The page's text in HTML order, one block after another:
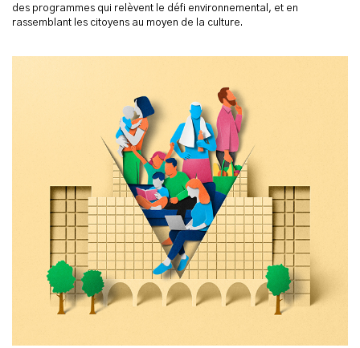
des programmes qui relèvent le défi environnemental, et en
rassemblant les citoyens au moyen de la culture.